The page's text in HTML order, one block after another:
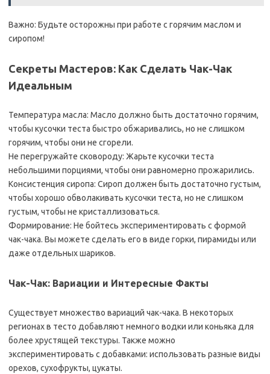
Важно: Будьте осторожны при работе с горячим маслом и
сиропом!
Секреты Мастеров: Как Сделать Чак-Чак
Идеальным
Температура масла: Масло должно быть достаточно горячим,
чтобы кусочки теста быстро обжаривались, но не слишком
горячим, чтобы они не сгорели.
Не перегружайте сковороду: Жарьте кусочки теста
небольшими порциями, чтобы они равномерно прожарились.
Консистенция сиропа: Сироп должен быть достаточно густым,
чтобы хорошо обволакивать кусочки теста, но не слишком
густым, чтобы не кристаллизоваться.
Формирование: Не бойтесь экспериментировать с формой
чак-чака. Вы можете сделать его в виде горки, пирамиды или
даже отдельных шариков.
Чак-Чак: Вариации и Интересные Факты
Существует множество вариаций чак-чака. В некоторых
регионах в тесто добавляют немного водки или коньяка для
более хрустящей текстуры. Также можно
экспериментировать с добавками: использовать разные виды
орехов, сухофрукты, цукаты.